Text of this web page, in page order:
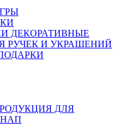
ДЕКОРАТИВНЫЕ
РУЧЕК И УКРАШЕНИЙ
ДЛЯ